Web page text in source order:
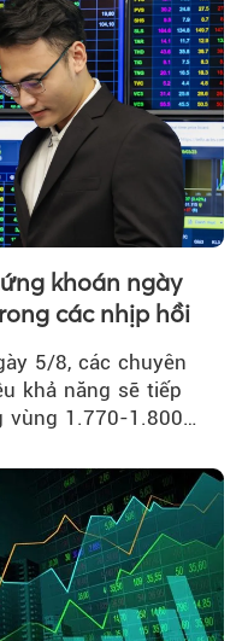
khoán ngày
các nhịp hồi
5/8, các chuyên
khả năng sẽ tiếp
vùng 1.770-1.800